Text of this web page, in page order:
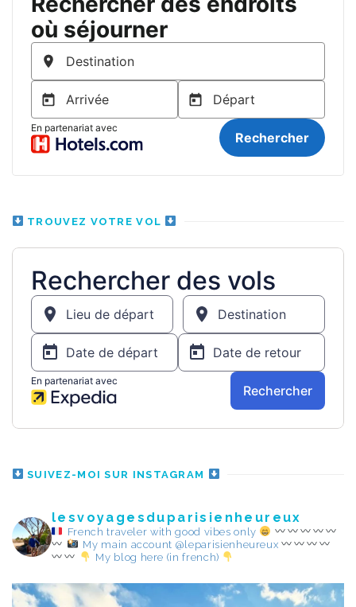
TROUVEZ VOTRE VOL
SUIVEZ-MOI SUR INSTAGRAM
lesvoyagesduparisienheureux
French traveler with good vibes only
My main account @leparisienheureux
My blog here (in french)